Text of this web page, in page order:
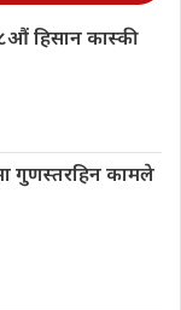
हिसान कास्की
गुणस्तरहिन कामले